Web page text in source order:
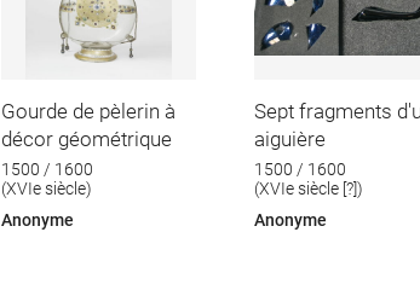
Gourde de pèlerin à
décor géométrique
1500 / 1600
(XVIe siècle)
Anonyme
Sept fragments
aiguière
1500 / 1600
(XVIe siècle [?])
Anonyme